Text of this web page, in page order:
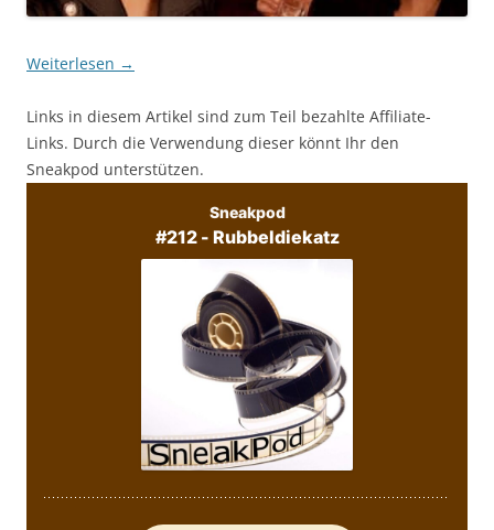
Weiterlesen →
Links in diesem Artikel sind zum Teil bezahlte Affiliate-
Links. Durch die Verwendung dieser könnt Ihr den
Sneakpod unterstützen.